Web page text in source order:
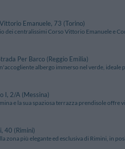
Emanuele, 73 (Torino)
dei centralissimi Corso Vittorio Emanuele e
Per Barco (Reggio Emilia)
albergo immerso nel verde, ideale
I, 2/A (Messina)
e la sua spaziosa terrazza prendisole offre
40 (Rimini)
zona più elegante ed esclusiva di Rimini, in